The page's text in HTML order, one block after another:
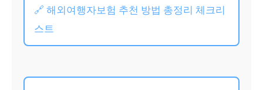
🔗 해외여행자보험 추천 방법 총정리 체크리
스트